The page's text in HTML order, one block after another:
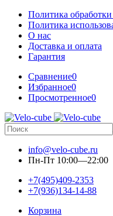
Политика
Политика
О нас
Доставка и оплата
Гарантия
Сравнение0
Избранное0
Просмотренное0
info@velo-cube.ru
Пн-Пт 10:00—22:00
+7(495)409-2353
+7(936)134-14-88
Корзина